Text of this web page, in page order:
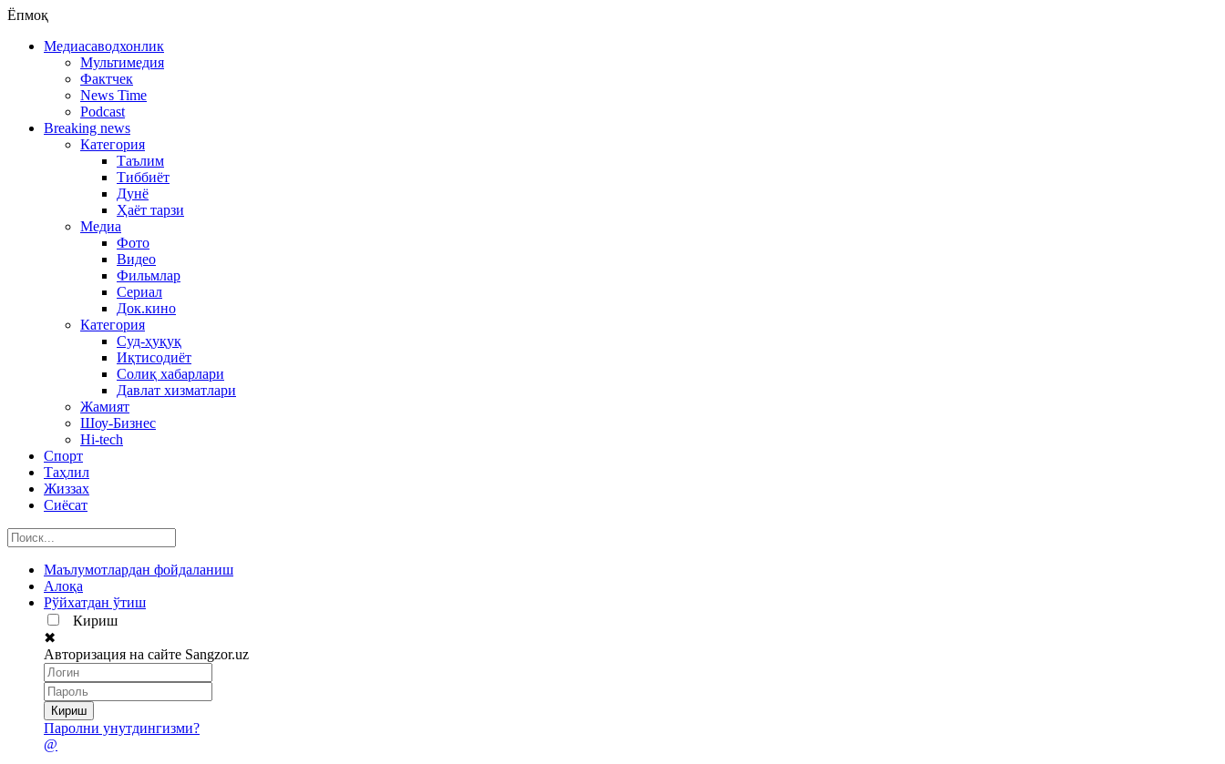
Ёпмоқ
Медиасаводхонлик
Мультимедия
Фактчек
News Time
Podcast
Breaking news
Категория
Таълим
Тиббиёт
Дунё
Ҳаёт тарзи
Медиа
Фото
Видео
Фильмлар
Сериал
Док.кино
Категория
Суд-ҳуқуқ
Иқтисодиёт
Солиқ хабарлари
Давлат хизматлари
Жамият
Шоу-Бизнес
Hi-tech
Спорт
Таҳлил
Жиззах
Сиёсат
Маълумотлардан фойдаланиш
Алоқа
Рўйхатдан ўтиш
Кириш
✖
Авторизация на сайте Sangzor.uz
Паролни унутдингизми?
@